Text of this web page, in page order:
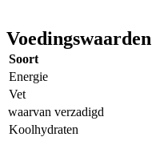
Voedingswaarden
Soort
Energie
Vet
waarvan verzadigd
Koolhydraten